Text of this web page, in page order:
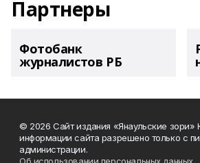
Партнеры
Фотобанк
журналистов РБ
© 2026 Сайт издания «Янаульские зори»
информации сайта разрешено только с
администрации.